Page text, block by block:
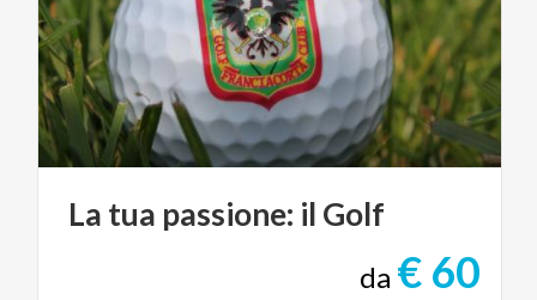
La tua passione: il Golf
da € 60